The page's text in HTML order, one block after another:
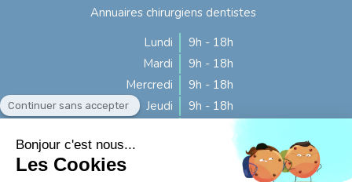
Annuaires chirurgiens dentistes
Lundi
9h - 18h
Mardi
9h - 18h
Mercredi
9h - 18h
Jeudi
9h - 18h
Samedi
Dimanche